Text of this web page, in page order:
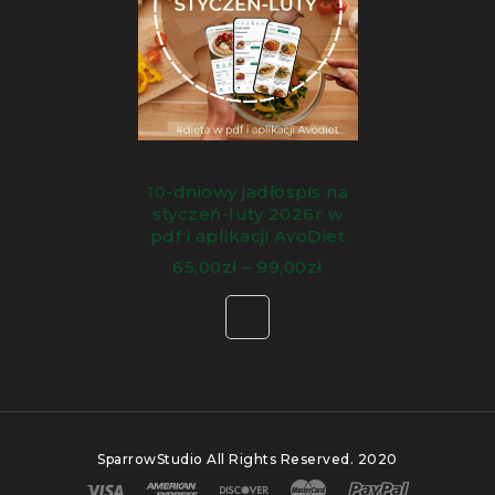
co musisz zrobić do dobrać odpowiednią dla
siebie wersję.
W diecie znajdziesz takie dania jak:
smalczyk z białej fasoli
orzechową owsiankę z malinami i
pizze z patelni na brokułowym spodzie
Dieta wegetariańska jest odpowiednia dla
10-dniowy jadłospis na
styczeń-luty 2026r w
pdf i aplikacji AvoDiet
65,00zł – 99,00zł
SparrowStudio All Rights Reserved. 2020